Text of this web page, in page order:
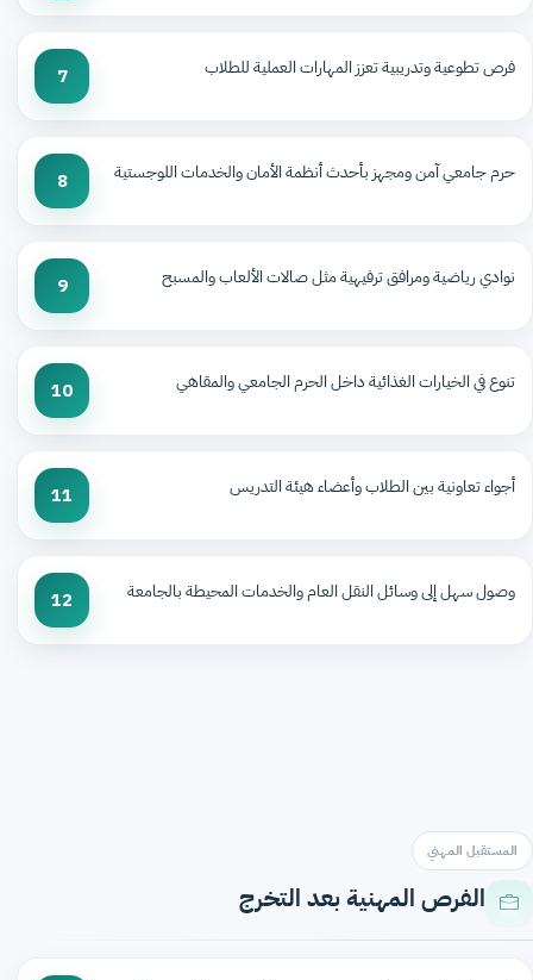
فرص تطوعية وتدريبية تعزز المهارات العملية للطلاب 7
حرم جامعي آمن ومجهز بأحدث أنظمة الأمان والخدمات اللوجستية 8
نوادي رياضية ومرافق ترفيهية مثل صالات الألعاب والمسبح 9
تنوع في الخيارات الغذائية داخل الحرم الجامعي والمقاهي 10
أجواء تعاونية بين الطلاب وأعضاء هيئة التدريس 11
وصول سهل إلى وسائل النقل العام والخدمات المحيطة بالجامعة 12
المستقبل المهني
الفرص المهنية بعد التخرج